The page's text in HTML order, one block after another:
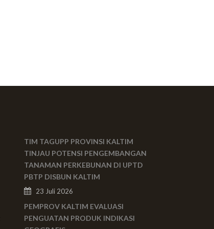
TIM TAGUPP PROVINSI KALTIM
TINJAU POTENSI PENGEMBANGAN
TANAMAN PERKEBUNAN DI UPTD
PBTP DISBUN KALTIM
23 Juli 2026
PEMPROV KALTIM EVALUASI
PENGUATAN PRODUK INDIKASI